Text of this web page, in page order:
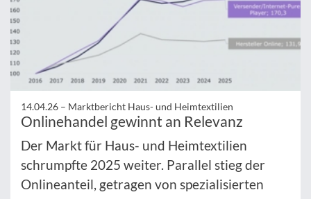
14.04.26 – Marktbericht Haus- und Heimtextilien
Onlinehandel gewinnt an Relevanz
Der Markt für Haus- und Heimtextilien
schrumpfte 2025 weiter. Parallel stieg der
Onlineanteil, getragen von spezialisierten